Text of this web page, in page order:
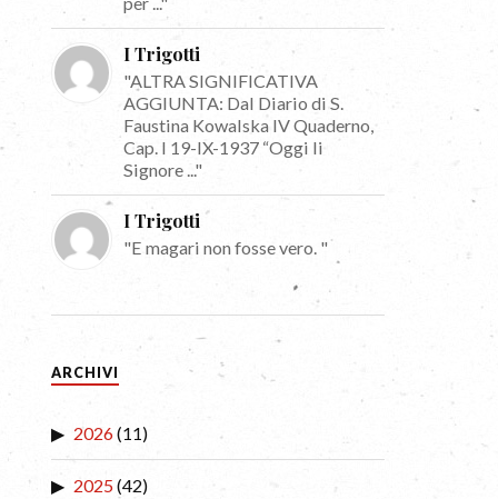
I Trigotti
"ALTRA SIGNIFICATIVA
AGGIUNTA: Dal Diario di S.
Faustina Kowalska IV Quaderno,
Cap. I 19-IX-1937 “Oggi li
Signore ..."
I Trigotti
"E magari non fosse vero. "
ARCHIVI
2026(11)
2025(42)